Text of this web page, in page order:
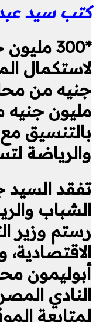
كتب سيد
*300
مليون جنيه
بالتنسيق
والرياضة
تفقد السيد
الشباب
رستم وزير
الاقتصادية،
أبوليمون
النادي
لمتابعة